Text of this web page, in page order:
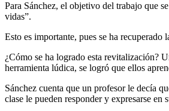
Para Sánchez, el objetivo del trabajo que
vidas”.
Esto es importante, pues se ha recuperado
¿Cómo se ha logrado esta revitalización?
herramienta lúdica, se logró que ellos
Sánchez cuenta que un profesor le decía
clase le pueden responder y expresarse